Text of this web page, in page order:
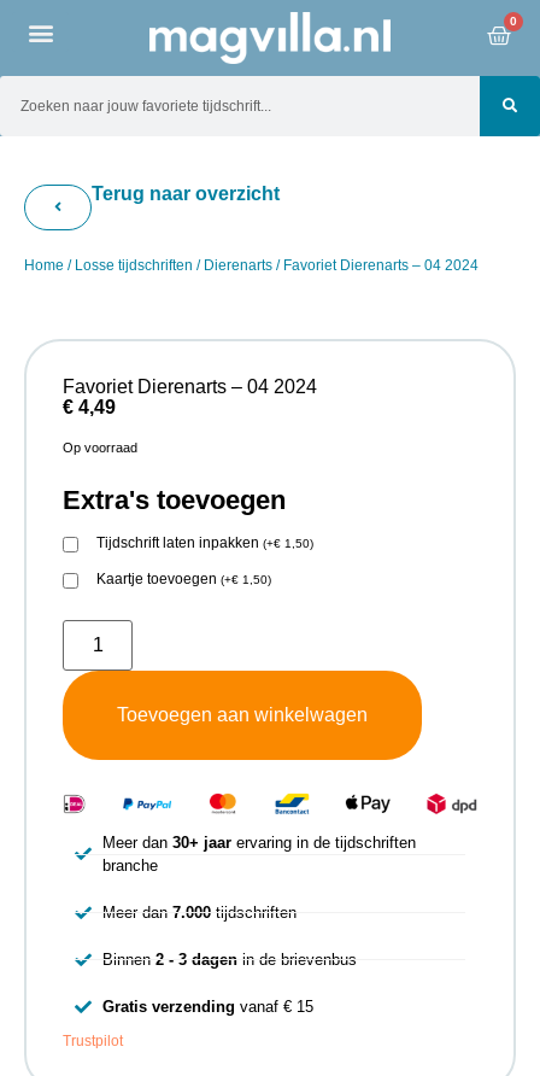
0
Terug naar overzicht
Home / Losse tijdschriften / Dierenarts / Favoriet Dierenarts – 04 2024
Favoriet Dierenarts – 04 2024
€ 4,49
Op voorraad
Extra's toevoegen
Tijdschrift laten inpakken (+€ 1,50)
Kaartje toevoegen (+€ 1,50)
Toevoegen aan winkelwagen
Meer dan 30+ jaarervaring in de tijdschriften
branche
Meer dan 7.000tijdschriften
Binnen 2 - 3 dagenin de brievenbus
Gratis verzending vanaf € 15
Trustpilot